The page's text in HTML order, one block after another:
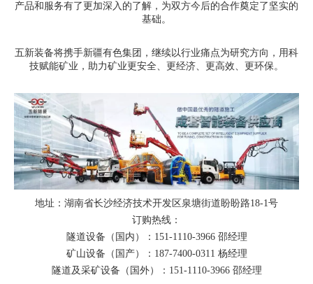
产品和服务有了更加深入的了解，为双方今后的合作奠定了坚实的
基础。
五新装备将携手新疆有色集团，继续以行业痛点为研究方向，用科
技赋能矿业，助力矿业更安全、更经济、更高效、更环保。
地址：湖南省长沙经济技术开发区泉塘街道盼盼路18-1号
订购热线：
隧道设备（国内）：151-1110-3966 邵经理
矿山设备（国产）：187-7400-0311 杨经理
隧道及采矿设备（国外）：151-1110-3966 邵经理